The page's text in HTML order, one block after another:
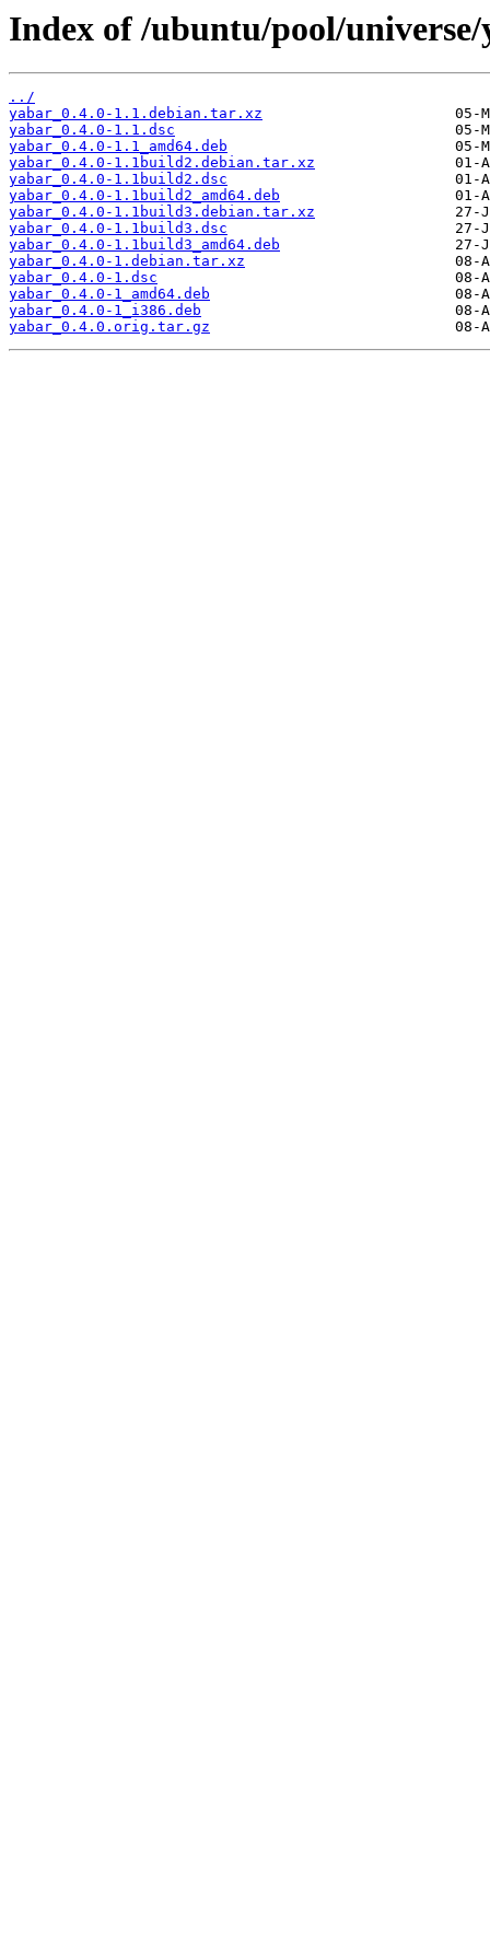
Index of /ubuntu/pool/
../
yabar_0.4.0-1.1.debian.tar.xz
yabar_0.4.0-1.1.dsc
yabar_0.4.0-1.1_amd64.deb
yabar_0.4.0-1.1build2.debian.tar.xz
yabar_0.4.0-1.1build2.dsc
yabar_0.4.0-1.1build2_amd64.deb
yabar_0.4.0-1.1build3.debian.tar.xz
yabar_0.4.0-1.1build3.dsc
yabar_0.4.0-1.1build3_amd64.deb
yabar_0.4.0-1.debian.tar.xz
yabar_0.4.0-1.dsc
yabar_0.4.0-1_amd64.deb
yabar_0.4.0-1_i386.deb
yabar_0.4.0.orig.tar.gz